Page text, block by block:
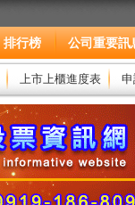
排行榜 公司重要訊
上市上櫃進度表